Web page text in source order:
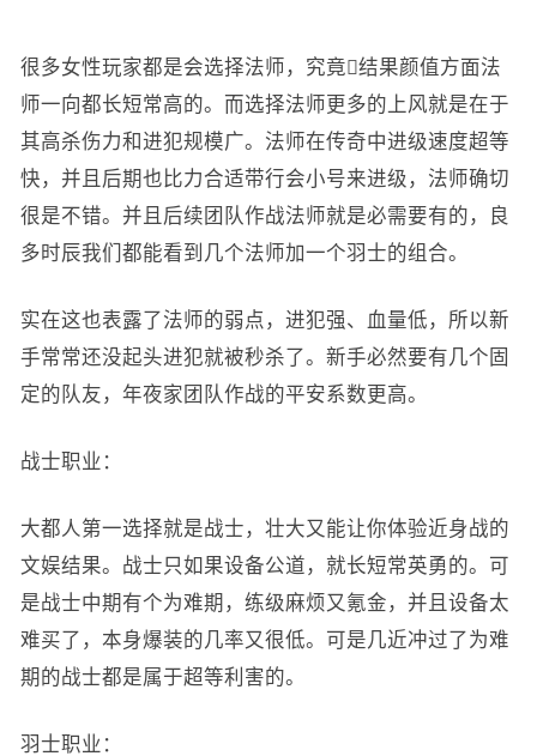
很多女性玩家都是会选择法师，究竟结果颜值方面法
师一向都长短常高的。而选择法师更多的上风就是在于
其高杀伤力和进犯规模广。法师在传奇中进级速度超等
快，并且后期也比力合适带行会小号来进级，法师确切
很是不错。并且后续团队作战法师就是必需要有的，良
多时辰我们都能看到几个法师加一个羽士的组合。
实在这也表露了法师的弱点，进犯强、血量低，所以新
手常常还没起头进犯就被秒杀了。新手必然要有几个固
定的队友，年夜家团队作战的平安系数更高。
战士职业：
大都人第一选择就是战士，壮大又能让你体验近身战的
文娱结果。战士只如果设备公道，就长短常英勇的。可
是战士中期有个为难期，练级麻烦又氪金，并且设备太
难买了，本身爆装的几率又很低。可是几近冲过了为难
期的战士都是属于超等利害的。
羽士职业：